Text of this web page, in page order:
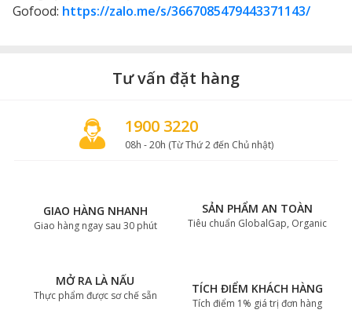
Gofood: https://zalo.me/s/3667085479443371143/
Tư vấn đặt hàng
1900 3220
08h - 20h (Từ Thứ 2 đến Chủ nhật)
GIAO HÀNG NHANH
Giao hàng ngay sau 30 phút
SẢN PHẨM AN TOÀN
Tiêu chuẩn GlobalGap, Organic
MỞ RA LÀ NẤU
Thực phẩm được sơ chế sẵn TÍCH ĐIỂM KHÁCH HÀNG
Tích điểm 1% giá trị đơn hàng